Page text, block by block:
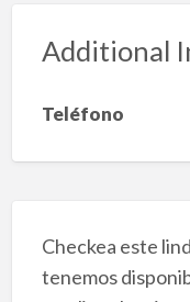
Additional
Teléfono
Checkea este
tenemos